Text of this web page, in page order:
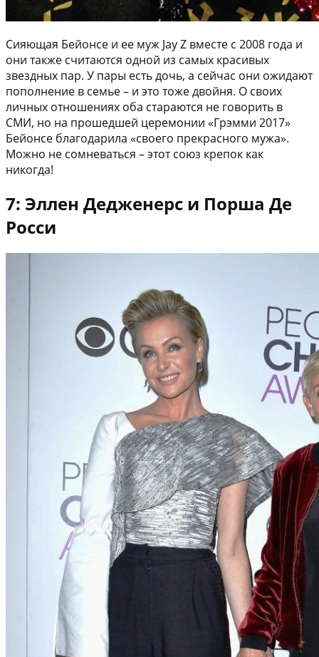
Сияющая Бейонсе и ее муж Jay Z вместе с 2008 года и
они также считаются одной из самых красивых
звездных пар. У пары есть дочь, а сейчас они ожидают
пополнение в семье – и это тоже двойня. О своих
личных отношениях оба стараются не говорить в
СМИ, но на прошедшей церемонии «Грэмми 2017»
Бейонсе благодарила «своего прекрасного мужа».
Можно не сомневаться – этот союз крепок как
никогда!
7: Эллен Дедженерс и Порша Де
Росси